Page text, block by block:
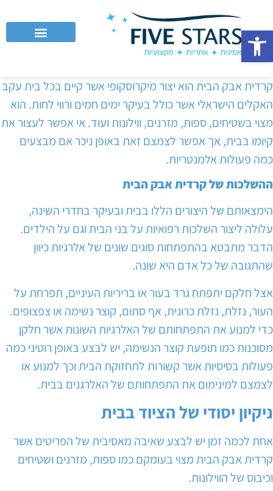
קרדית אבק הבית הוא יצור מיקרוסקופי אשר קיים בכל בית עקב
האקלים הישראלי אשר כולל בעיקר ימים חמים ורווי לחות. הוא
מצוי בשטיחים, ספות, מזרנים, ווילונות ועוד. אי אפשר לעצור את
קיומו בבית, אך אפשר לצמצם זאת באופן ניכר אם מבצעים
כמה פעולות אלמנטריות.
ההשלכות של קרדית אבק הבית
הימצאותם של היצורים הללו בבית ובעיקר בחדרי השינה,
עלולה ליצור השלכות רפואיות על בני הבית וגם על הילדים.
הדבר מתבטא בהתפתחות סוגים שונים של אלרגיות כיוון
שהתגובה של כל אדם היא שונה.
אצל חלקם יתפתח גרד בעור או בריריות העיניים, תפרחת על
העור, נזלת, נזלת כרונית, אף סתום, קוצר נשימה או צפצופים.
כדי למנוע את התפתחותם של האלרגיות השונות אשר חלקן
מסוכנות כמו תופעת קוצר הנשימה, יש לבצע באופן רוטיני כמה
פעולות בסיסיות אשר קשורות לתחזוקת הבית וכך למנוע או
לצמצם למינימום את התפתחותם של האלרגנים בבית.
ניקיון יסודי של הציוד בבית
אחת לכמה זמן יש לבצע שאיבה מאסיבית של הפריטים אשר
קרדית אבק הבית מצוי בעומקם כמו ספות, מזרנים ושטיחים
וכיבוס של הווילונות.
פתח סרגל נגישות